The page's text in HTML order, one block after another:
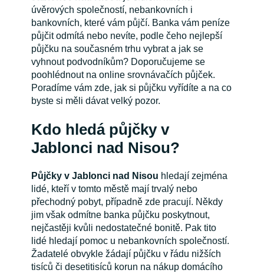
úvěrových společností, nebankovních i
bankovních, které vám půjčí. Banka vám peníze
půjčit odmítá nebo nevíte, podle čeho nejlepší
půjčku na současném trhu vybrat a jak se
vyhnout podvodníkům? Doporučujeme se
poohlédnout na online srovnávačích půjček.
Poradíme vám zde, jak si půjčku vyřídíte a na co
byste si měli dávat velký pozor.
Kdo hledá půjčky v
Jablonci nad Nisou?
Půjčky v Jablonci nad Nisou hledají zejména
lidé, kteří v tomto městě mají trvalý nebo
přechodný pobyt, případně zde pracují. Někdy
jim však odmítne banka půjčku poskytnout,
nejčastěji kvůli nedostatečné bonitě. Pak tito
lidé hledají pomoc u nebankovních společností.
Žadatelé obvykle žádají půjčku v řádu nižších
tisíců či desetitisíců korun na nákup domácího